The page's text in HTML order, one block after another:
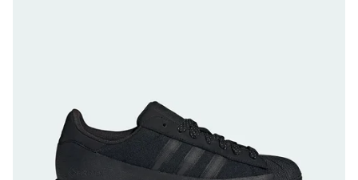
防水鞋推薦 10. PUMA Voyage NITRO™ 4
GORE-TEX：氮氣中底注入，回彈與防滑兼具的
全天候越野跑鞋